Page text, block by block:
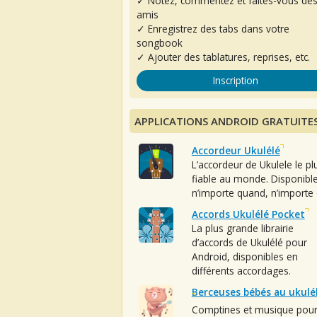
amis
✓ Enregistrez des tabs dans votre
songbook
✓ Ajouter des tablatures, reprises, etc.
Inscription
APPLICATIONS ANDROID
Accordeur Ukulélé
L’accordeur de Ukulele le
fiable au monde. Disponible
n’importe quand, n’importe
Accords Ukulélé Pocket
La plus grande librairie
d’accords de Ukulélé pour
Android, disponibles en
différents accordages.
Berceuses bébés au
Comptines et musique pour